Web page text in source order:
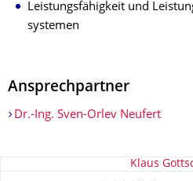
Leistungs­fähigkeit und
systemen
Ansprechpartner
Dr.-Ing. Sven-Orlev Neufert
Zu dieser Seite Klaus